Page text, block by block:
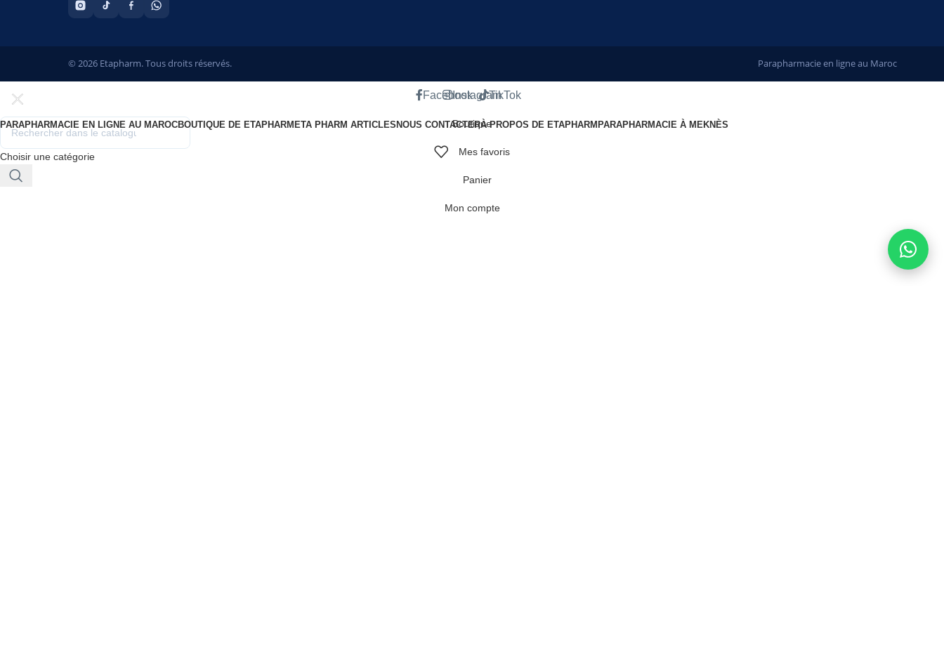
© 2026 Etapharm. Tous droits réservés. Parapharmacie en ligne au Maroc
Choisir une catégorie
PARAPHARMACIE EN LIGNE AU MAROCBOUTIQUE DE ETAPHARMETA PHARM ARTICLESNOUS CONTACTERÀ PROPOS DE ETAPHARMPARAPHARMACIE À MEKNÈS
FacebookInstagramTikTok
Boutique
Mes favoris
Panier
Mon compte